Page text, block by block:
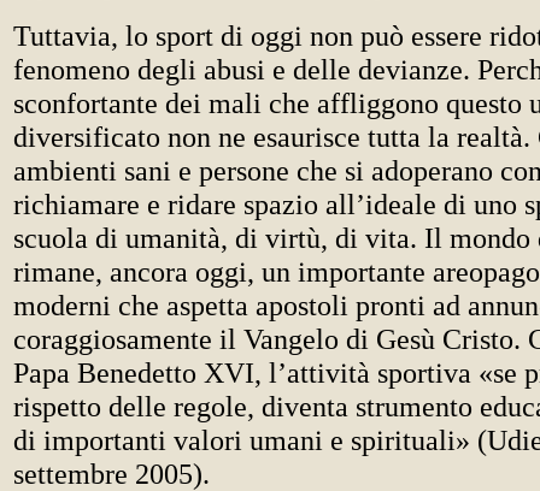
Tuttavia, lo sport di oggi non può essere
fenomeno degli abusi e delle devianze.
sconfortante dei mali che affliggono questo
diversificato non ne esaurisce tutta la realtà.
ambienti sani e persone che si adoperano
richiamare e ridare spazio all’ideale di uno
scuola di umanità, di virtù, di vita. Il mondo
rimane, ancora oggi, un importante
moderni che aspetta apostoli pronti ad
coraggiosamente il Vangelo di Gesù Cristo.
Papa Benedetto XVI, l’attività sportiva «se
rispetto delle regole, diventa strumento
di importanti valori umani e spirituali»
settembre 2005).